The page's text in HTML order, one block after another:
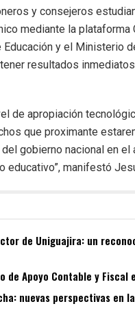
y consejeros
mediante la plataforma
y el Ministerio
resultados
de apropiación
que proximante
gobierno nacional en
manifestó
de Uniguajira: un
de Apoyo Contable y Fiscal
nuevas perspectivas en